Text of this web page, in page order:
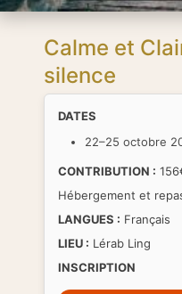
Calme et
silence
DATES
22–25 octobre
CONTRIBUTION :
Hébergement et
LANGUES : Français
LIEU : Lérab Ling
INSCRIPTION